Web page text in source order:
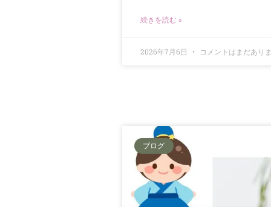
続きを読む »
2026年7月6日 コメントはまだあり
ブログ